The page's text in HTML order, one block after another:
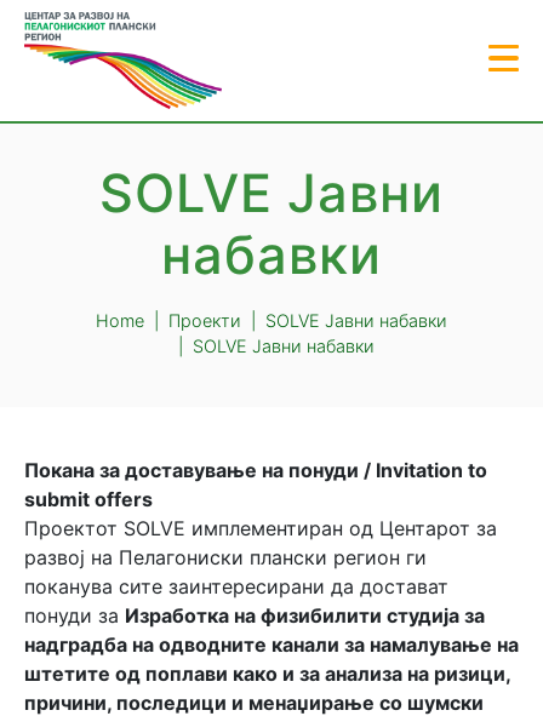
SOLVE Јавни
набавки
Home Проекти
SOLVE Јавни набавки
SOLVE Јавни набавки
Покана за доставување на понуди / Invitation to
submit offers
Проектот SOLVE имплементиран од Центарот за
развој на Пелагониски плански регион ги
поканува сите заинтересирани да достават
понуди за Изработка на физибилити студија за
надградба на одводните канали за намалување на
штетите од поплави како и за анализа на ризици,
причини, последици и менаџирање со шумски